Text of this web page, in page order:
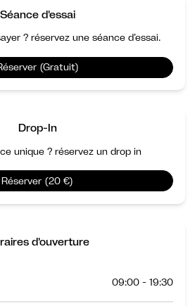
Séance d'essai
? réservez une séance d’essai.
(Gratuit)
Drop-In
unique ? réservez un drop in
Réserver (20 €)
d'ouverture
09:00 - 19:30